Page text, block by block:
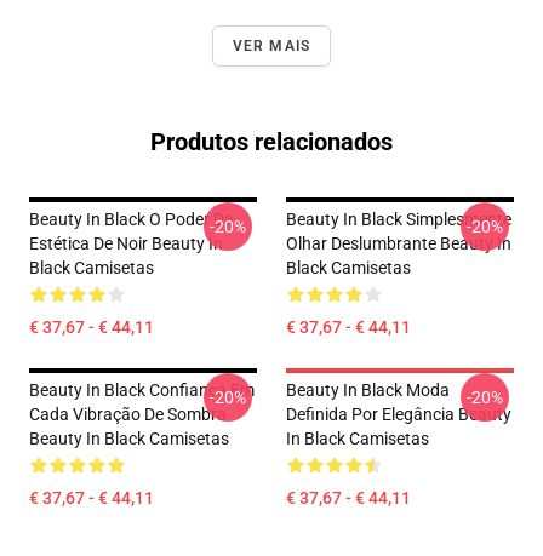
VER MAIS
Produtos relacionados
Beauty In Black O Poder Da
Estética De Noir Beauty In
Black Camisetas
€ 37,67 - € 44,11
-20%
Beauty In Black Simplesmente
Olhar Deslumbrante Beauty In
Black Camisetas
€ 37,67 - € 44,11
-20%
Beauty In Black Confiança Em
Cada Vibração De Sombra
Beauty In Black Camisetas
€ 37,67 - € 44,11
-20%
Beauty In Black Moda
Definida Por Elegância Beauty
In Black Camisetas
€ 37,67 - € 44,11
-20%